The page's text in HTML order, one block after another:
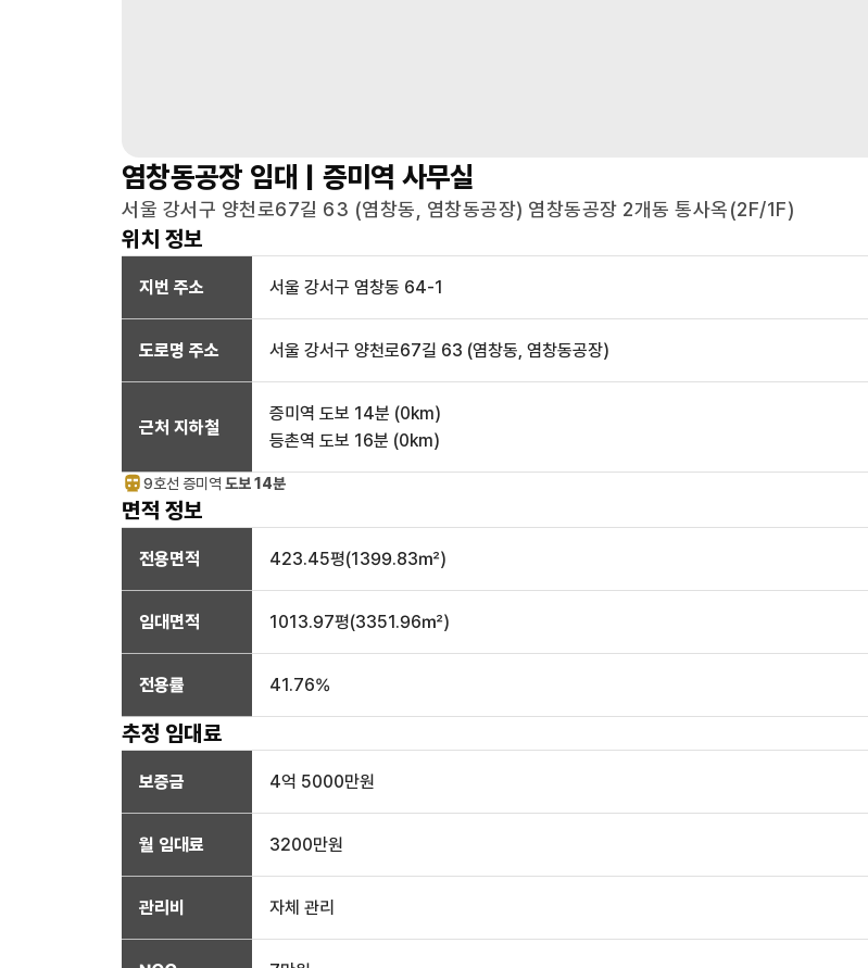
염창동공장 임대 | 증미역 사무실
서울 강서구 양천로67길 63 (염창동, 염창동공장) 염창동공장 2개동 통사옥(2F/1F)
위치 정보
지번 주소 서울 강서구 염창동 64-1
도로명 주소 서울 강서구 양천로67길 63 (염창동, 염창동공장)
근처 지하철
증미역 도보 14분 (0km)
등촌역 도보 16분 (0km)
9호선 증미 역 도보 14분
면적 정보
전용면적 423.45평(1399.83㎡)
임대면적 1013.97평(3351.96㎡)
전용률 41.76%
추정 임대료
보증금 4억 5000만원
월 임대료 3200만원
관리비 자체 관리